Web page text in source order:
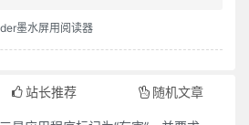
墨水屏用阅读器
站长推荐 随机文章